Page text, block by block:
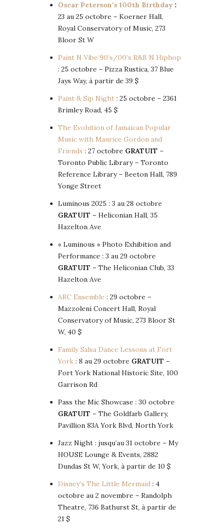
Oscar Peterson’s 100th Birthday :
23 au 25 octobre – Koerner Hall,
Royal Conservatory of Music, 273
Bloor St W
Paint N Vibe:90’s/00’s R&B N Hiphop
: 25 octobre – Pizza Rustica, 37 Blue
Jays Way, à partir de 39 $
Paint & Sip Night : 25 octobre – 2361
Brimley Road, 45 $
The Evolution of Jamaican Popular
Music with Maurice Gordon and
Friends : 27 octobre GRATUIT –
Toronto Public Library – Toronto
Reference Library – Beeton Hall, 789
Yonge Street
Luminous 2025 : 3 au 28 octobre
GRATUIT – Heliconian Hall, 35
Hazelton Ave
« Luminous » Photo Exhibition and
Performance : 3 au 29 octobre
GRATUIT – The Heliconian Club, 33
Hazelton Ave
ARC Ensemble : 29 octobre –
Mazzoleni Concert Hall, Royal
Conservatory of Music, 273 Bloor St
W, 40 $
Family Salsa Dance Lessons at Fort
York : 8 au 29 octobre GRATUIT –
Fort York National Historic Site, 100
Garrison Rd
Pass the Mic Showcase : 30 octobre
GRATUIT – The Goldfarb Gallery,
Pavillion 83A York Blvd, North York
Jazz Night : jusqu’au 31 octobre – My
HOUSE Lounge & Events, 2882
Dundas St W, York, à partir de 10 $
Disney’s The Little Mermaid : 4
octobre au 2 novembre – Randolph
Theatre, 736 Bathurst St, à partir de
21 $